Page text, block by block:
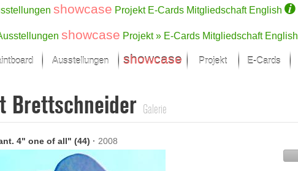
showcase Projekt E-Cards Mitgliedschaft English
showcase Projekt » E-Cards Mitgliedschaft English
im Fokus
Malerei
Skulptur/Plastik
Digital Art
Grafik
Fotografie
Ausstellungen showcase Projekt E-Cards
Brettschneider Galerie
4" one of all" (44) · 2008